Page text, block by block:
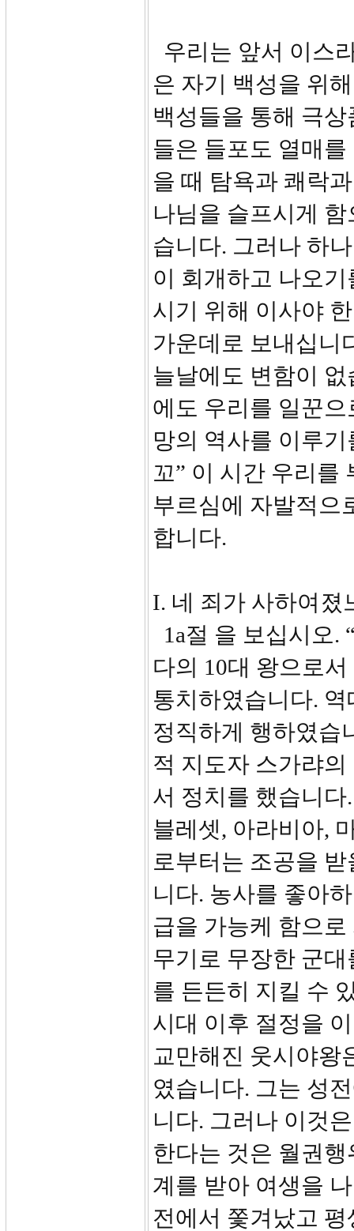
우리는 앞서 이스
은 자기 백성을 위
백성들을 통해 극
들은 들포도 열매
을 때 탐욕과 쾌락
나님을 슬프시게
습니다. 그러나 하
이 회개하고 나오
시기 위해 이사야
가운데로 보내십니
늘날에도 변함이
에도 우리를 일꾼
망의 역사를 이루
꼬” 이 시간 우리를
부르심에 자발적으
합니다.
I. 네 죄가 사하여졌
1a절 을 보십시오.
다의 10대 왕으로
통치하였습니다.
정직하게 행하였습
적 지도자 스가랴
서 정치를 했습니
블레셋, 아라비아,
로부터는 조공을
니다. 농사를 좋아
급을 가능케 함으
무기로 무장한 군
를 든든히 지킬 수
시대 이후 절정을
교만해진 웃시야왕
였습니다. 그는 성
니다. 그러나 이것
한다는 것은 월권
계를 받아 여생을
전에서 쫓겨났고